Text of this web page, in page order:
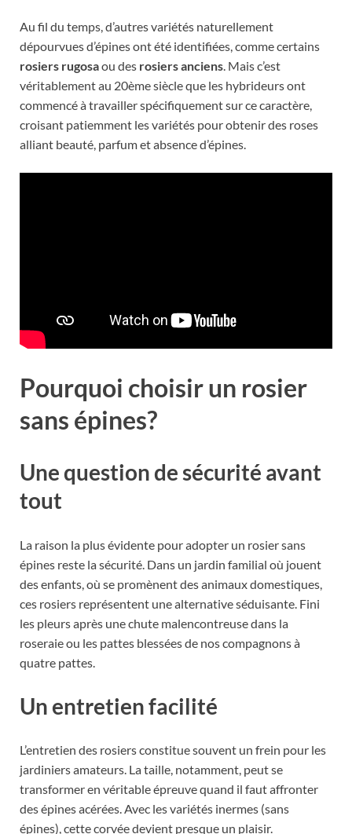
Au fil du temps, d’autres variétés naturellement
dépourvues d’épines ont été identifiées, comme certains
rosiers rugosaou des rosiers anciens. Mais c’est
véritablement au 20ème siècle que les hybrideurs ont
commencé à travailler spécifiquement sur ce caractère,
croisant patiemment les variétés pour obtenir des roses
alliant beauté, parfum et absence d’épines.
Pourquoi choisir un rosier
sans épines?
Une question de sécurité avant
tout
La raison la plus évidente pour adopter un rosier sans
épines reste la sécurité. Dans un jardin familial où jouent
des enfants, où se promènent des animaux domestiques,
ces rosiers représentent une alternative séduisante. Fini
les pleurs après une chute malencontreuse dans la
roseraie ou les pattes blessées de nos compagnons à
quatre pattes.
Un entretien facilité
L’entretien des rosiers constitue souvent un frein pour les
jardiniers amateurs. La taille, notamment, peut se
transformer en véritable épreuve quand il faut affronter
des épines acérées. Avec les variétés inermes (sans
épines), cette corvée devient presque un plaisir.